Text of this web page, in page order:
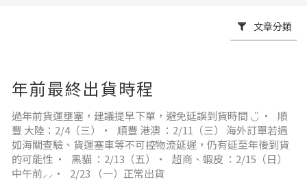
文章分類
年前最終出貨時程
過年前貨運壅塞，建議提早下單，避免延誤到貨時間 ◡̎ ‧ 順
豐 大陸：2/4（三）‧ 順豐 港澳 ：2/11（三） 海外訂單若遇
如海關查驗、貨運塞車等不可控物流延遲，仍有延至年後到貨
的可能性 ‧ 黑貓 ：2/13（五）‧ 超商、蝦皮 ：2/15（日）
中午前⸝⸝‧ 2/23 （一）正常出貨